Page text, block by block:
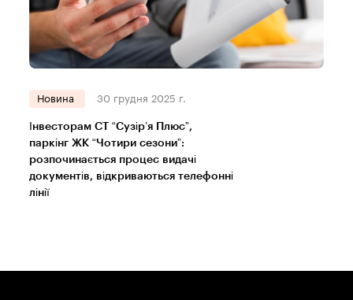
Новина 30 грудня 2025 г.
Інвесторам СТ “Сузір’я Плюс”,
паркінг ЖК “Чотири сезони”:
розпочинається процес видачі
документів, відкриваються телефонні
лінії